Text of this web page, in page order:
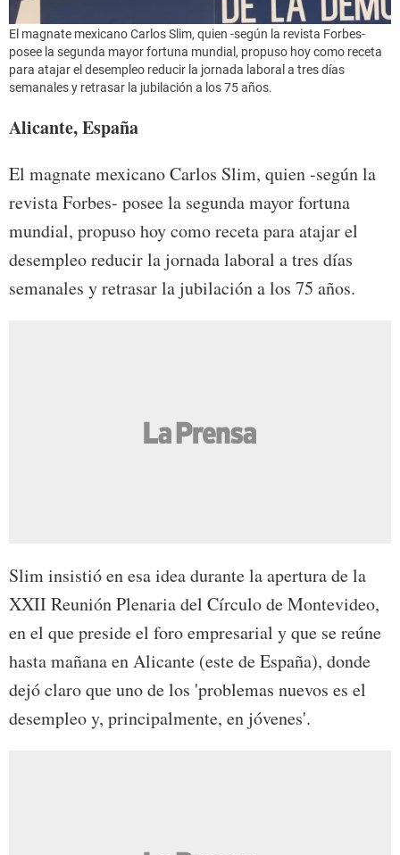
El magnate mexicano Carlos Slim, quien -según la revista Forbes-
posee la segunda mayor fortuna mundial, propuso hoy como receta
para atajar el desempleo reducir la jornada laboral a tres días
semanales y retrasar la jubilación a los 75 años.
Alicante, España
El magnate mexicano Carlos Slim, quien -según la
revista Forbes- posee la segunda mayor fortuna
mundial, propuso hoy como receta para atajar el
desempleo reducir la jornada laboral a tres días
semanales y retrasar la jubilación a los 75 años.
Slim insistió en esa idea durante la apertura de la
XXII Reunión Plenaria del Círculo de Montevideo,
en el que preside el foro empresarial y que se reúne
hasta mañana en Alicante (este de España), donde
dejó claro que uno de los 'problemas nuevos es el
desempleo y, principalmente, en jóvenes'.